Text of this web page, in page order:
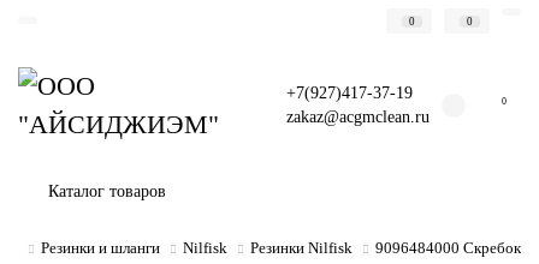
0 0
+7(927)417-37-19
zakaz@acgmclean.ru
0
Каталог товаров
Резинки и шланги Nilfisk Резинки Nilfisk 9096484000 Скребок